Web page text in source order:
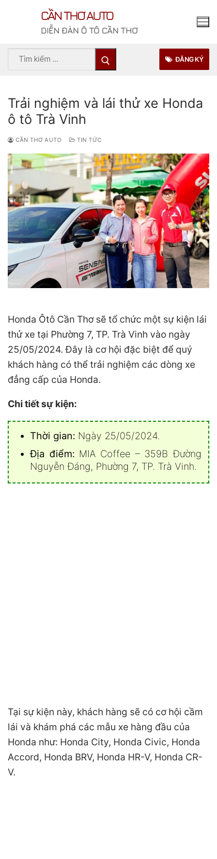
CẦN THƠ AUTO
DIỄN ĐÀN Ô TÔ CẦN THƠ
Tìm
ĐĂNG KÝ
Trải nghiệm và lái thử xe Honda
ô tô Trà Vinh
CẦN THƠ AUTO TIN TỨC
Honda Ôtô Cần Thơ sẽ tổ chức một sự kiện lái
thử xe tại Phường 7, TP. Trà Vinh vào ngày
25/05/2024. Đây là cơ hội đặc biệt để quý
khách hàng có thể trải nghiệm các dòng xe
đẳng cấp của Honda.
Chi tiết sự kiện:
Thời gian: Ngày 25/05/2024.
Địa điểm: MIA Coffee – 359B Đường
Nguyễn Đáng, Phường 7, TP. Trà Vinh.
Tại sự kiện này, khách hàng sẽ có cơ hội cầm
lái và khám phá các mẫu xe hàng đầu của
Honda như: Honda City, Honda Civic, Honda
Accord, Honda BRV, Honda HR-V, Honda CR-
V.